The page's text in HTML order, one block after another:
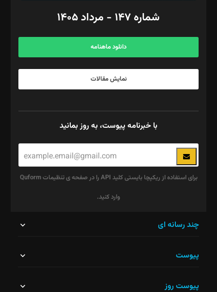
آگهی و مشترکین: ۰۹۱۹۹۹۹۰۴۵۴
شماره ۱۴۷ - مرداد ۱۴۰۵
دانلود ماهنامه
نمایش مقالات
با خبرنامه پیوست، به روز بمانید
برای استفاده از ریکپچا بایستی کلید API را در صفحه ی تنظیمات Quform
وارد کنید.
نباید
چند رسانه ای
پیوست
پیوست روز